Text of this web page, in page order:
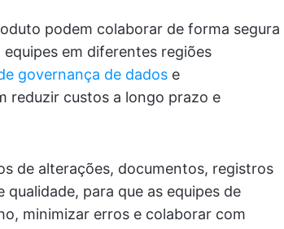
podem colaborar de forma segura
em diferentes regiões
governança de dados e
reduzir custos a longo prazo e
de alterações, documentos, registros
para que as equipes de
minimizar erros e colaborar com